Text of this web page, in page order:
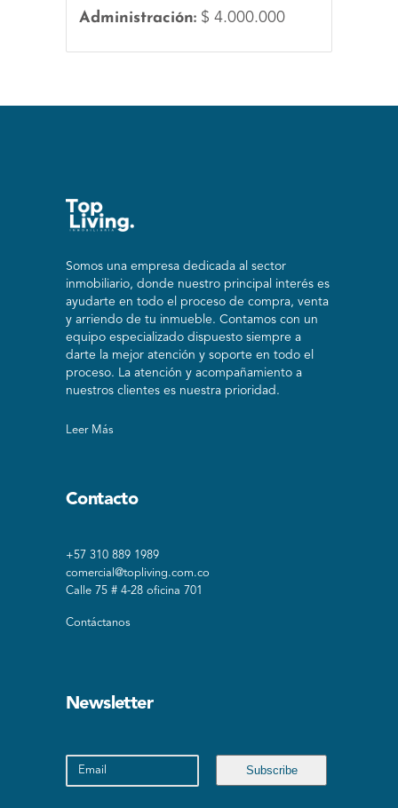
Administración: $ 4.000.000
Somos una empresa dedicada al sector
inmobiliario, donde nuestro principal interés es
ayudarte en todo el proceso de compra, venta
y arriendo de tu inmueble. Contamos con un
equipo especializado dispuesto siempre a
darte la mejor atención y soporte en todo el
proceso. La atención y acompañamiento a
nuestros clientes es nuestra prioridad.
Leer Más
Contacto
+57 310 889 1989
comercial@topliving.com.co
Calle 75 # 4-28 oficina 701
Contáctanos
Newsletter